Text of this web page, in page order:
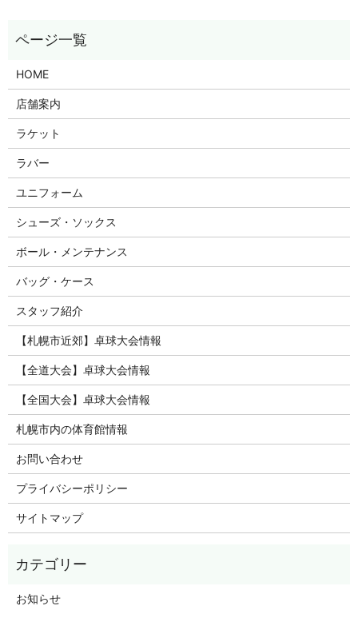
HOME
店舗案内
ラケット
ラバー
ユニフォーム
シューズ・ソックス
ボール・メンテナンス
バッグ・ケース
スタッフ紹介
【札幌市近郊】卓球大会情報
【全道大会】卓球大会情報
【全国大会】卓球大会情報
札幌市内の体育館情報
お問い合わせ
プライバシーポリシー
サイトマップ
お知らせ